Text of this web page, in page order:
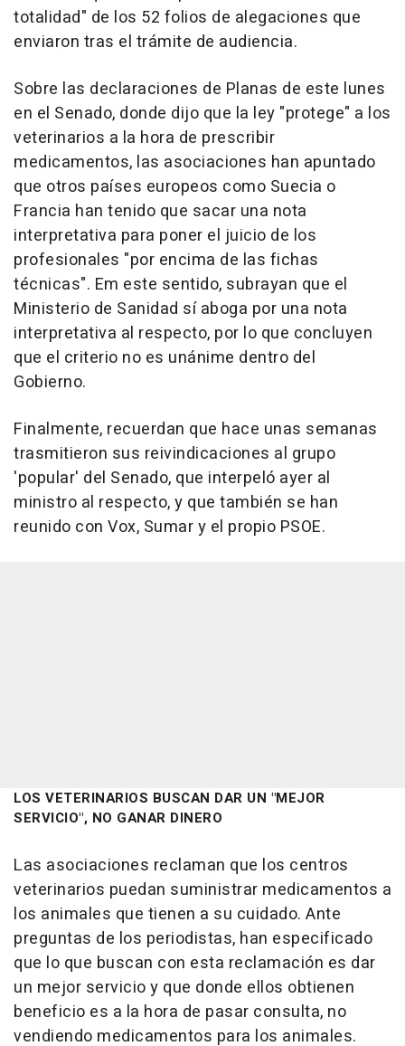
totalidad" de los 52 folios de alegaciones que
enviaron tras el trámite de audiencia.
Sobre las declaraciones de Planas de este lunes
en el Senado, donde dijo que la ley "protege" a los
veterinarios a la hora de prescribir
medicamentos, las asociaciones han apuntado
que otros países europeos como Suecia o
Francia han tenido que sacar una nota
interpretativa para poner el juicio de los
profesionales "por encima de las fichas
técnicas". Em este sentido, subrayan que el
Ministerio de Sanidad sí aboga por una nota
interpretativa al respecto, por lo que concluyen
que el criterio no es unánime dentro del
Gobierno.
Finalmente, recuerdan que hace unas semanas
trasmitieron sus reivindicaciones al grupo
'popular' del Senado, que interpeló ayer al
ministro al respecto, y que también se han
reunido con Vox, Sumar y el propio PSOE.
LOS VETERINARIOS BUSCAN DAR UN "MEJOR
SERVICIO", NO GANAR DINERO
Las asociaciones reclaman que los centros
veterinarios puedan suministrar medicamentos a
los animales que tienen a su cuidado. Ante
preguntas de los periodistas, han especificado
que lo que buscan con esta reclamación es dar
un mejor servicio y que donde ellos obtienen
beneficio es a la hora de pasar consulta, no
vendiendo medicamentos para los animales.